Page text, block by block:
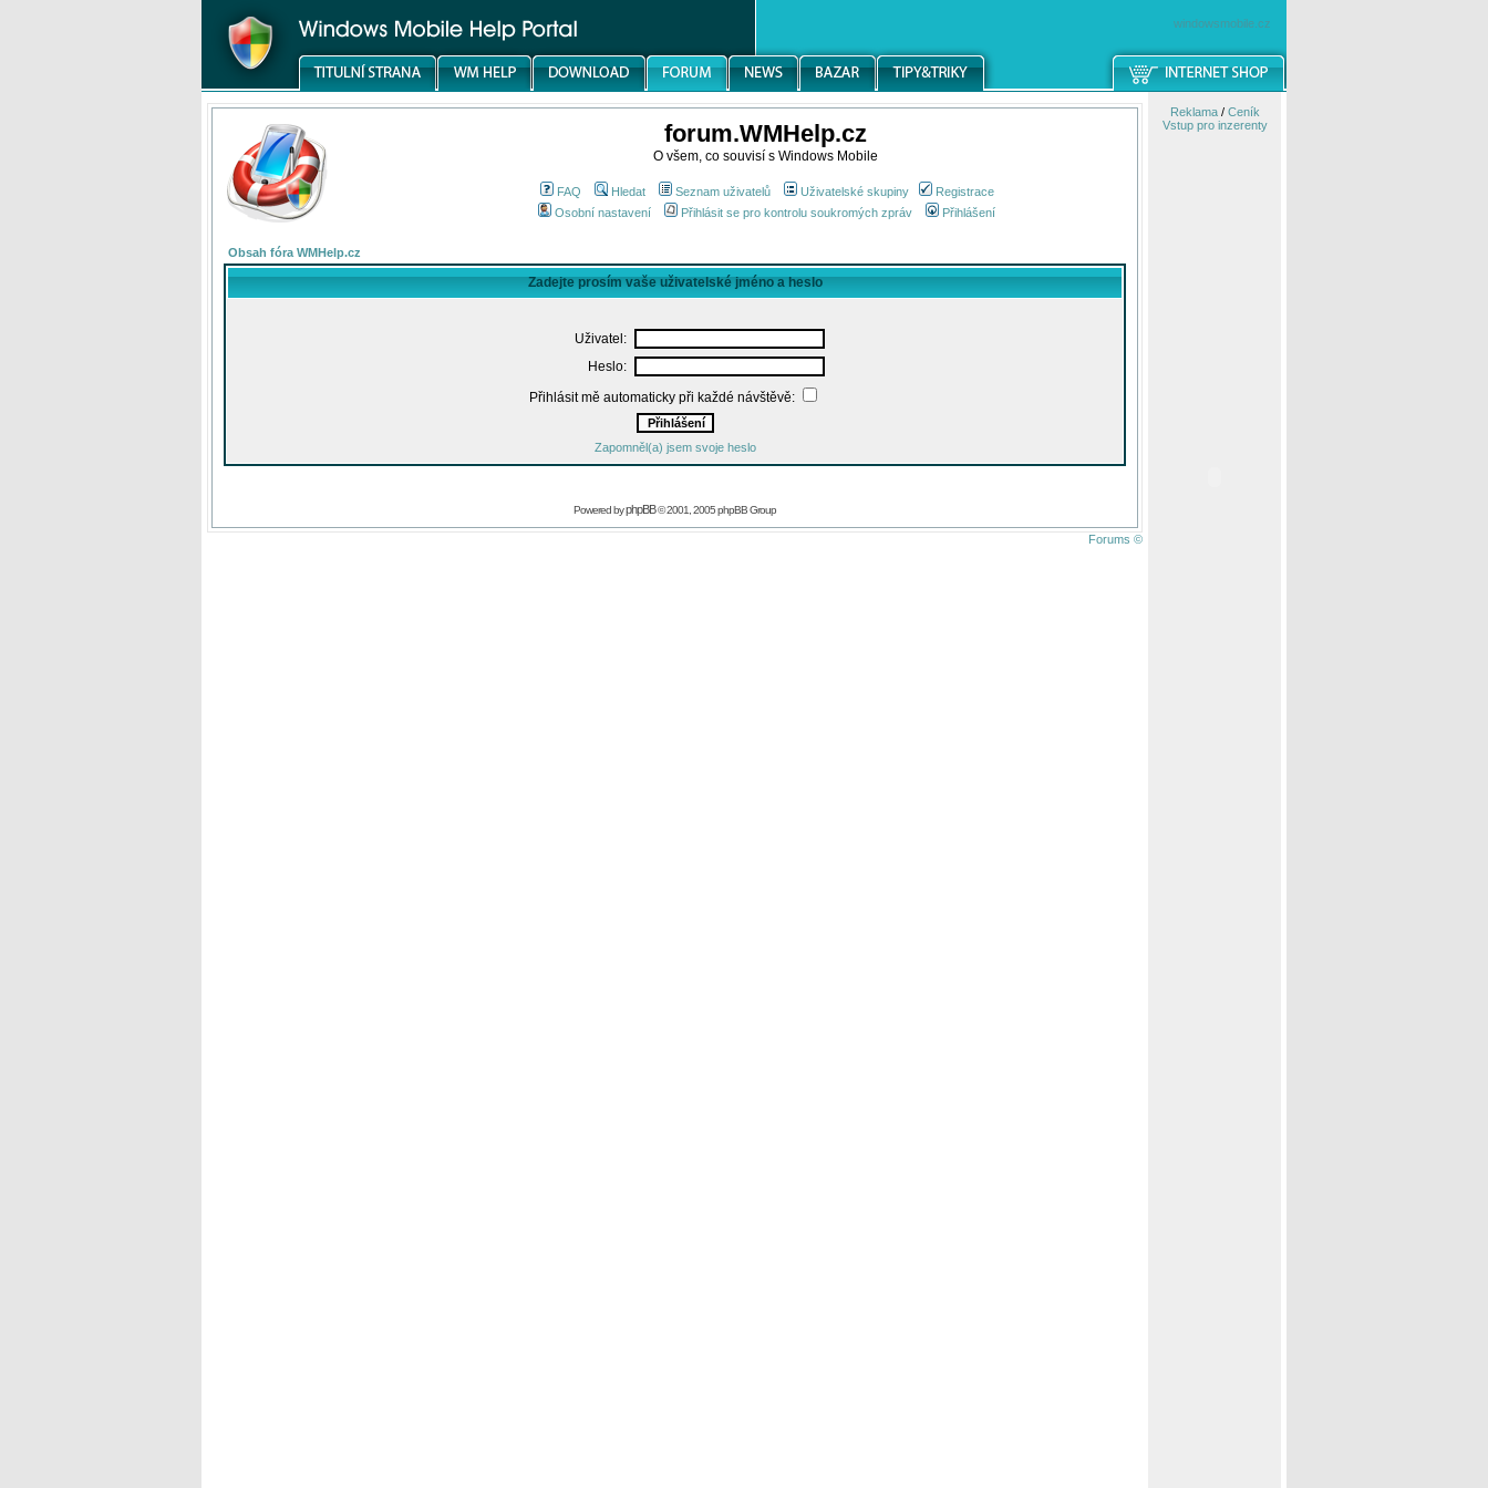
windowsmobile.cz
forum.WMHelp.cz
O všem, co souvisí s Windows Mobile
FAQ Hledat Seznam uživatelů Uživatelské skupiny
Registrace
Osobní nastavení
Přihlásit se pro kontrolu soukromých zpráv Přihlášení
Obsah fóra WMHelp.cz
Zadejte prosím vaše uživatelské jméno a heslo
Uživatel:
Heslo:
Přihlásit mě automaticky při každé návštěvě:
Zapomněl(a) jsem svoje heslo
Powered byphpBB© 2001, 2005 phpBB Group
Forums ©
Reklama/ Ceník
Vstup pro inzerenty